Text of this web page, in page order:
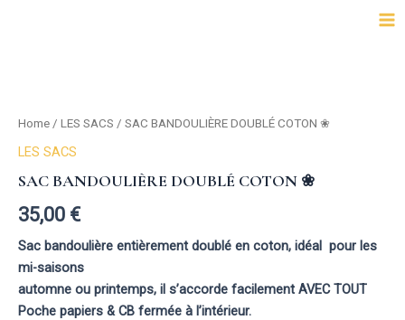
Home / LES SACS / SAC BANDOULIÈRE DOUBLÉ COTON ❀
LES SACS
SAC BANDOULIÈRE DOUBLÉ COTON ❀
35,00 €
Sac bandoulière entièrement doublé en coton, idéal pour les
mi-saisons
automne ou printemps, il s’accorde facilement AVEC TOUT
Poche papiers & CB fermée à l’intérieur.
COTON
❀